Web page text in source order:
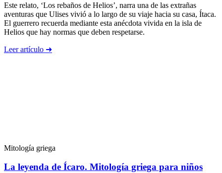
Este relato, ‘Los rebaños de Helios’, narra una de las extrañas
aventuras que Ulises vivió a lo largo de su viaje hacia su casa, Ítaca.
El guerrero recuerda mediante esta anécdota vivida en la isla de
Helios que hay normas que deben respetarse.
Leer artículo ➜
Mitología griega
La leyenda de Ícaro. Mitología griega para niños